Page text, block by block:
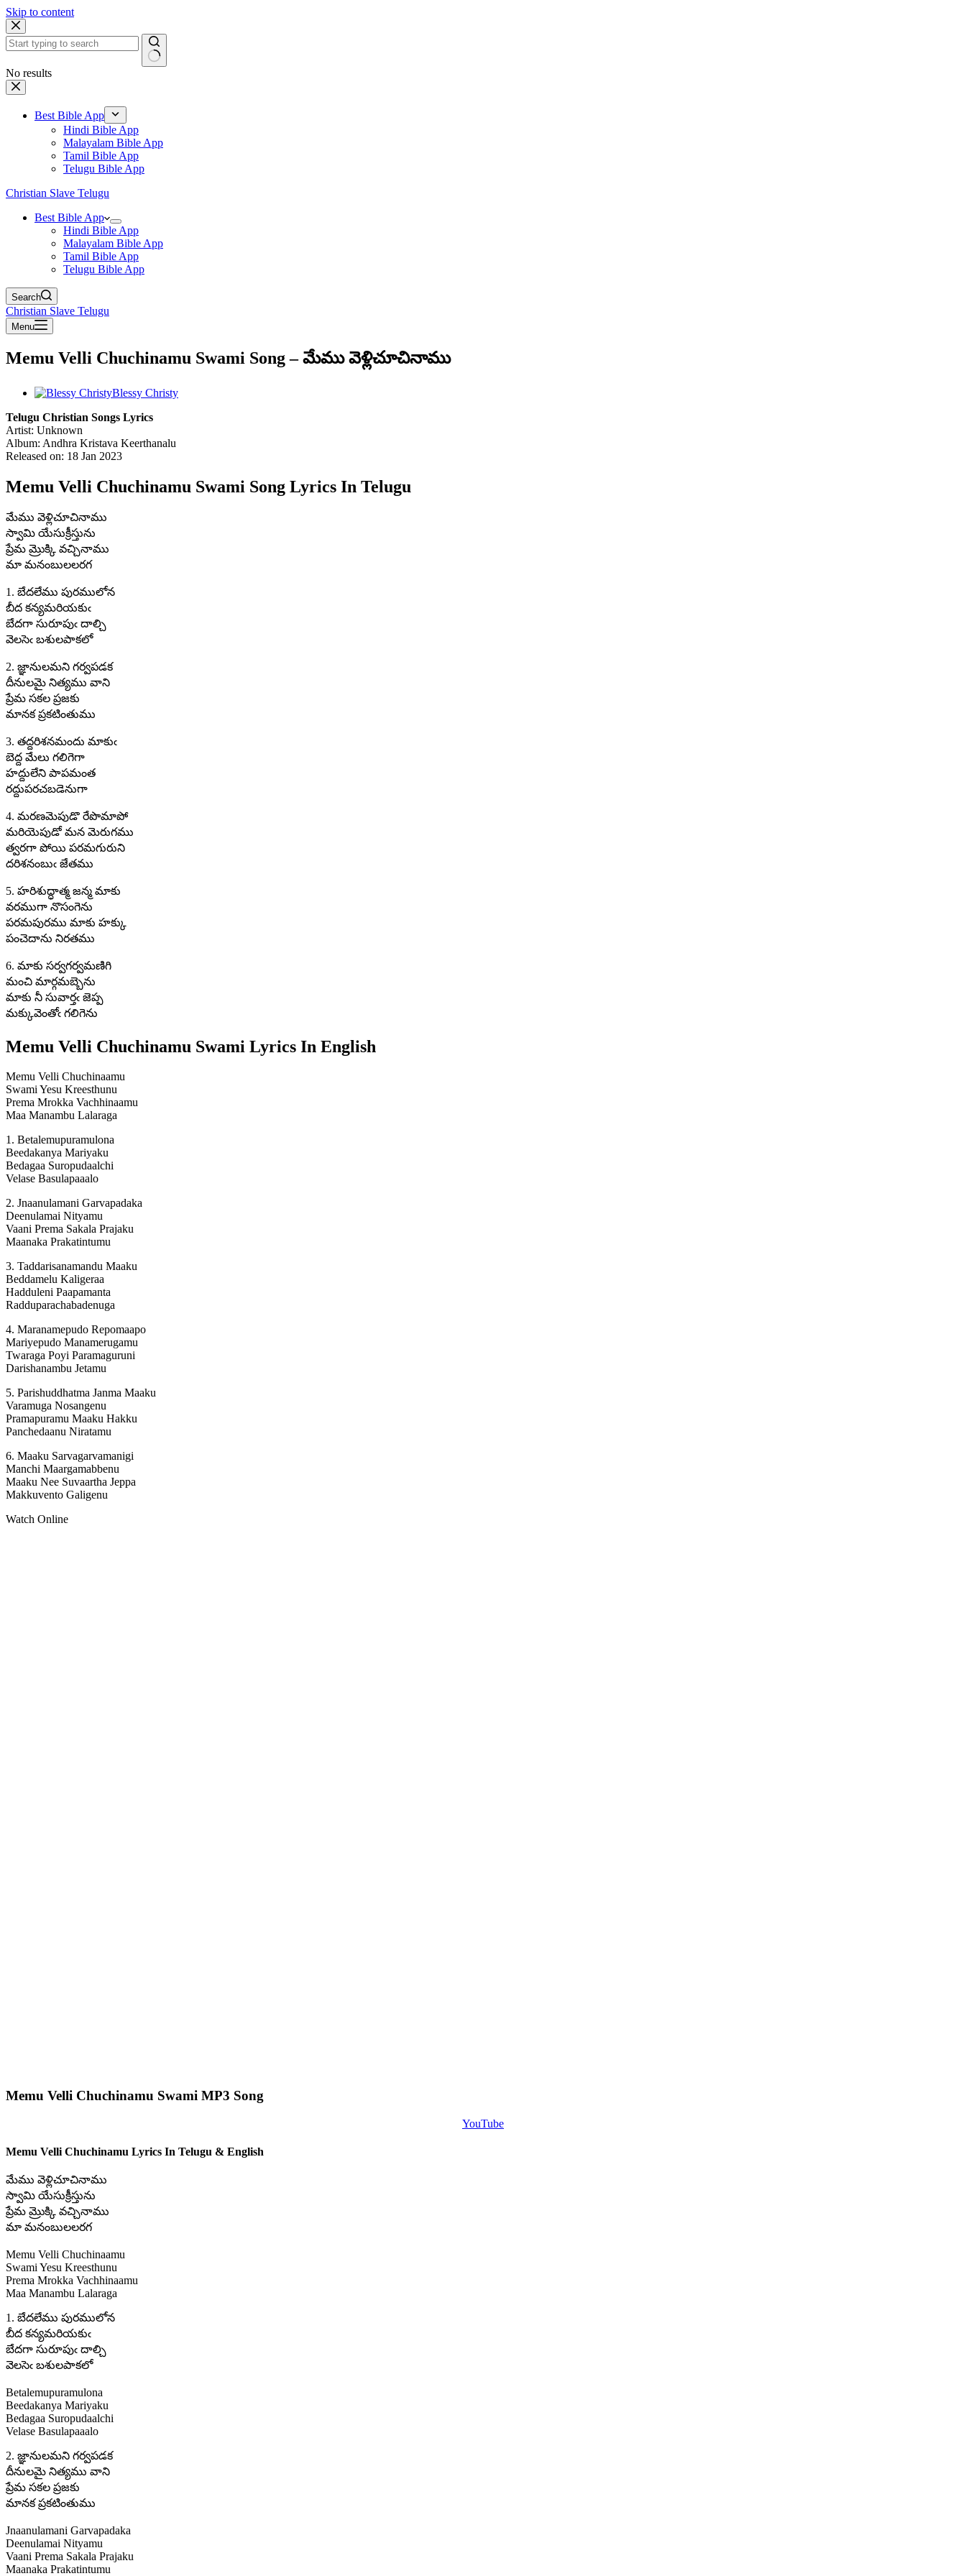
Skip to content
No results
Best Bible App
Hindi Bible App
Malayalam Bible App
Tamil Bible App
Telugu Bible App
Christian Slave Telugu
Best Bible App
Hindi Bible App
Malayalam Bible App
Tamil Bible App
Telugu Bible App
Search
Christian Slave Telugu
Menu
Memu Velli Chuchinamu Swami Song – మేము వెళ్లిచూచినాము
Blessy Christy
Telugu Christian Songs Lyrics
Artist: Unknown
Album: Andhra Kristava Keerthanalu
Released on: 18 Jan 2023
Memu Velli Chuchinamu Swami Song Lyrics In Telugu
మేము వెళ్లిచూచినాము
స్వామి యేసుక్రీస్తును
ప్రేమ మ్రొక్కి వచ్చినాము
మా మనంబులలరగ
1. బేదలేము పురములోన
బీద కన్యమరియకుఁ
బేదగా సురూపుఁ దాల్చి
వెలసెఁ బశులపాకలో
2. జ్ఞానులమని గర్వపడక
దీనులమై నిత్యము వాని
ప్రేమ సకల ప్రజకు
మానక ప్రకటింతుము
3. తద్దరిశనమందు మాకుఁ
బెద్ద మేలు గలిగెగా
హద్దులేని పాపమంత
రద్దుపరచబడెనుగా
4. మరణమెపుడొ రేపొమాపో
మరియెపుడో మన మెరుగము
త్వరగా పోయి పరమగురుని
దరిశనంబుఁ జేతము
5. హరిశుద్ధాత్మ జన్మ మాకు
వరముగా నొసంగెను
పరమపురము మాకు హక్కు
పంచెదాను నిరతము
6. మాకు సర్వగర్వమణిగి
మంచి మార్గమబ్బెను
మాకు నీ సువార్తఁ జెప్ప
మక్కువెంతోఁ గలిగెను
Memu Velli Chuchinamu Swami Lyrics In English
Memu Velli Chuchinaamu
Swami Yesu Kreesthunu
Prema Mrokka Vachhinaamu
Maa Manambu Lalaraga
1. Betalemupuramulona
Beedakanya Mariyaku
Bedagaa Suropudaalchi
Velase Basulapaaalo
2. Jnaanulamani Garvapadaka
Deenulamai Nityamu
Vaani Prema Sakala Prajaku
Maanaka Prakatintumu
3. Taddarisanamandu Maaku
Beddamelu Kaligeraa
Hadduleni Paapamanta
Radduparachabadenuga
4. Maranamepudo Repomaapo
Mariyepudo Manamerugamu
Twaraga Poyi Paramaguruni
Darishanambu Jetamu
5. Parishuddhatma Janma Maaku
Varamuga Nosangenu
Pramapuramu Maaku Hakku
Panchedaanu Niratamu
6. Maaku Sarvagarvamanigi
Manchi Maargamabbenu
Maaku Nee Suvaartha Jeppa
Makkuvento Galigenu
Watch Online
Memu Velli Chuchinamu Swami MP3 Song
YouTube
Memu Velli Chuchinamu Lyrics In Telugu & English
మేము వెళ్లిచూచినాము
స్వామి యేసుక్రీస్తును
ప్రేమ మ్రొక్కి వచ్చినాము
మా మనంబులలరగ
Memu Velli Chuchinaamu
Swami Yesu Kreesthunu
Prema Mrokka Vachhinaamu
Maa Manambu Lalaraga
1. బేదలేము పురములోన
బీద కన్యమరియకుఁ
బేదగా సురూపుఁ దాల్చి
వెలసెఁ బశులపాకలో
Betalemupuramulona
Beedakanya Mariyaku
Bedagaa Suropudaalchi
Velase Basulapaaalo
2. జ్ఞానులమని గర్వపడక
దీనులమై నిత్యము వాని
ప్రేమ సకల ప్రజకు
మానక ప్రకటింతుము
Jnaanulamani Garvapadaka
Deenulamai Nityamu
Vaani Prema Sakala Prajaku
Maanaka Prakatintumu